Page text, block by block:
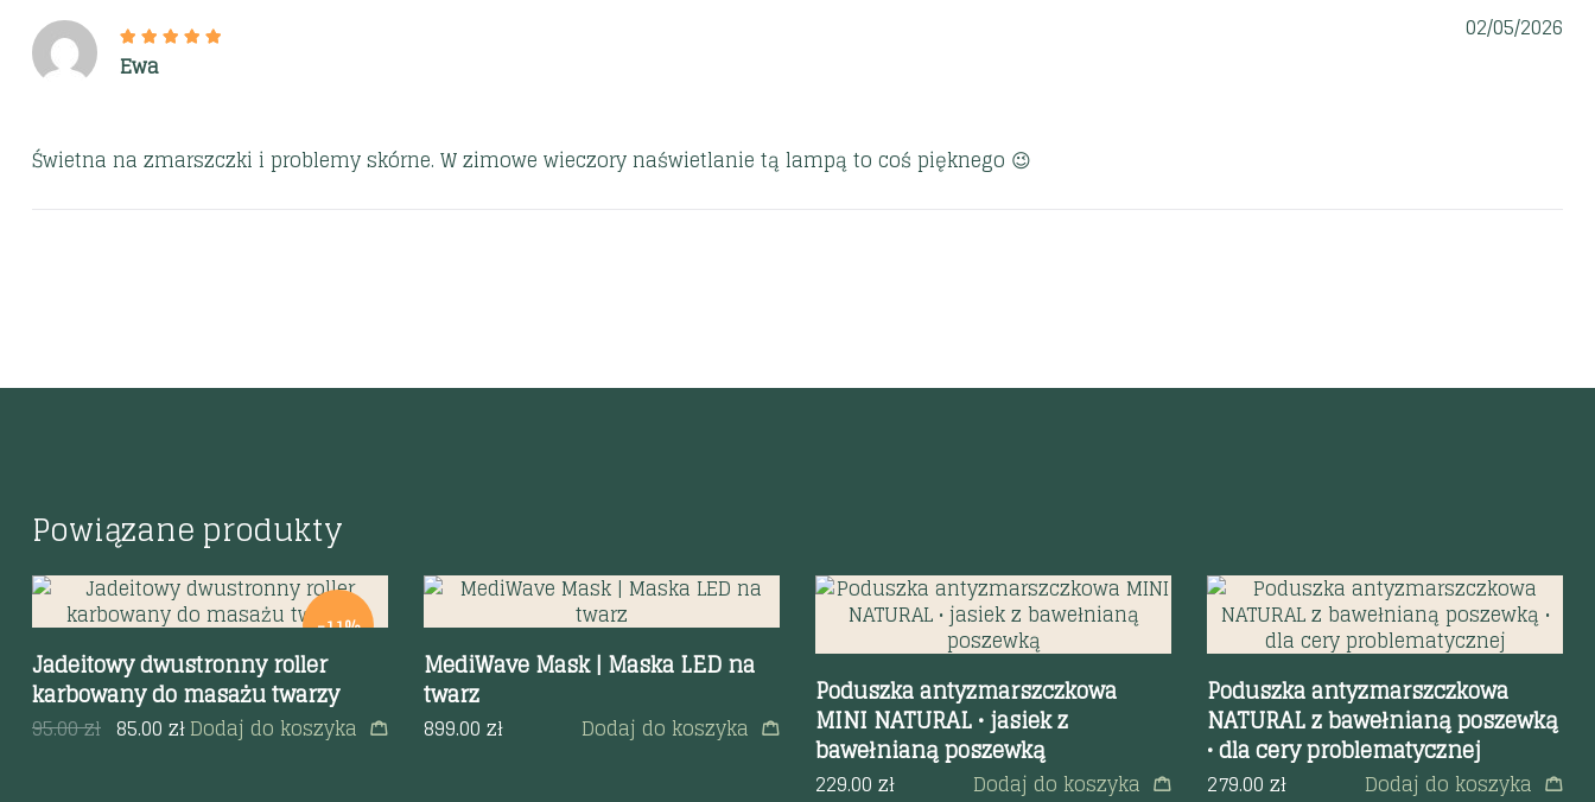
Ewa
02/05/2026
Świetna na zmarszczki i problemy skórne. W zimowe wieczory naświetlanie tą lampą to coś pięknego 😉
Powiązane produkty
-11%
Szybki podgląd
Jadeitowy dwustronny roller
karbowany do masażu twarzy
95.00zł 85.00 złDodaj do koszyka
Szybki podgląd
MediWave Mask | Maska LED na
twarz
899.00 zł Dodaj do koszyka
Szybki podgląd
Poduszka antyzmarszczkowa
MINI NATURAL • jasiek z
bawełnianą poszewką
229.00 zł Dodaj do koszyka
Szybki podgląd
Poduszka antyzmarszczkowa
NATURAL z bawełnianą poszewką
• dla cery problematycznej
279.00 zł Dodaj do koszyka